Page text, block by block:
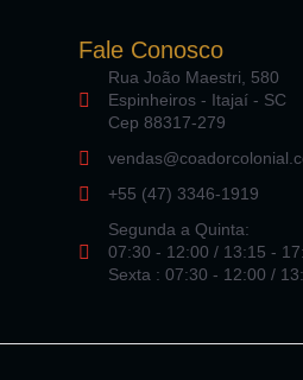
Fale Conosco
Rua João Maestri, 580
Espinheiros - Itajaí - SC
Cep 88317-279
+55 (47) 3346-1919
Segunda a Quinta:
07:30 - 12:00 / 13:15 -
Sexta : 07:30 - 12:00 /